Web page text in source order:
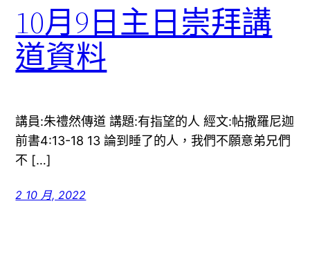
10月9日主日崇拜講
道資料
講員:朱禮然傳道 講題:有指望的人 經文:帖撒羅尼迦
前書4:13-18 13 論到睡了的人，我們不願意弟兄們
不 […]
2 10 月, 2022